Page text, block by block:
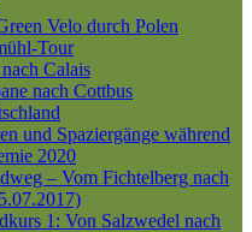
Velo durch Polen
Tour
Calais
nach Cottbus
und Spaziergänge während
2020
– Vom Fichtelberg nach
1: Von Salzwedel nach